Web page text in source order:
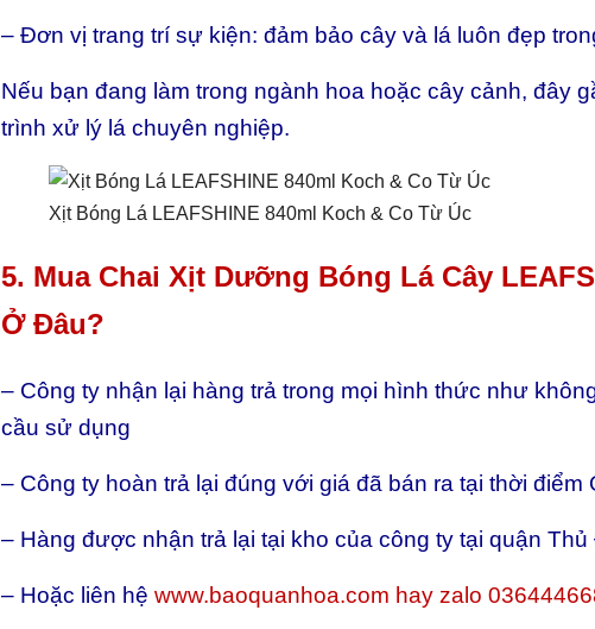
– Đơn vị trang trí sự kiện: đảm bảo cây và lá luôn đẹp
Nếu bạn đang làm trong ngành hoa hoặc cây cảnh, đây
trình xử lý lá chuyên nghiệp.
Xịt Bóng Lá LEAFSHINE 840ml Koch & Co Từ Úc
5. Mua Chai Xịt Dưỡng Bóng Lá Cây
Ở Đâu?
– Công ty nhận lại hàng trả trong mọi hình thức như
cầu sử dụng
– Công ty hoàn trả lại đúng với giá đã bán ra tại thời điểm
– Hàng được nhận trả lại tại kho của công ty tại quận
– Hoặc liên hệ www.baoquanhoa.com hay zalo